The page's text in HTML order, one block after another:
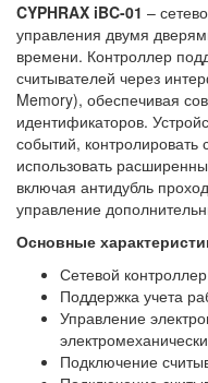
CYPHRAX iBC-01 –
управления двумя
времени. Контроллер
считывателей через
Memory), обеспечивая
идентификаторов.
событий, контролировать
использовать
включая антидубль
управление
Основные
Сетевой
Поддержка учета
Управление
Подключение